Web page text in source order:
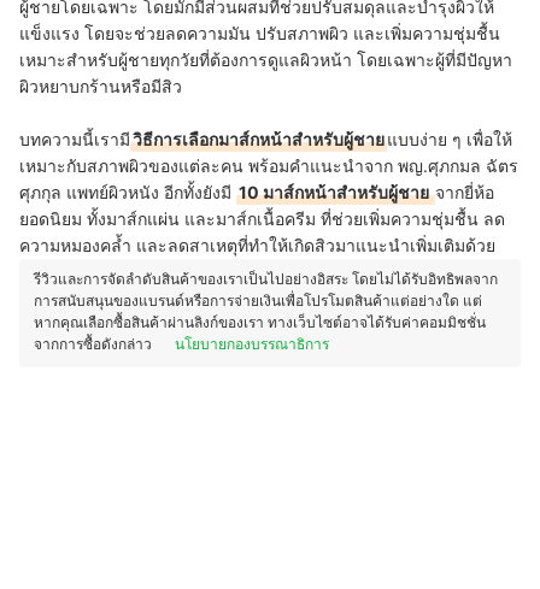
ผู้ชายโดยเฉพาะ โดยมักมีส่วนผสมที่ช่วยปรับสมดุลและบำรุงผิวให้
แข็งแรง โดยจะช่วยลดความมัน ปรับสภาพผิว และเพิ่มความชุ่มชื้น
เหมาะสำหรับผู้ชายทุกวัยที่ต้องการดูแลผิวหน้า โดยเฉพาะผู้ที่มีปัญหา
ผิวหยาบกร้านหรือมีสิว
บทความนี้เรามีวิธีการเลือกมาส์กหน้าสำหรับผู้ชายแบบง่าย ๆ เพื่อให้
เหมาะกับสภาพผิวของแต่ละคน พร้อมคำแนะนำจาก พญ.ศุภกมล ฉัตร
ศุภกุล แพทย์ผิวหนัง อีกทั้งยังมี 10 มาส์กหน้าสำหรับผู้ชายจากยี่ห้อ
ยอดนิยม ทั้งมาส์กแผ่น และมาส์กเนื้อครีม ที่ช่วยเพิ่มความชุ่มชื้น ลด
ความหมองคล้ำ และลดสาเหตุที่ทำให้เกิดสิวมาแนะนำเพิ่มเติมด้วย
รีวิวและการจัดลำดับสินค้าของเราเป็นไปอย่างอิสระ โดยไม่ได้รับอิทธิพลจาก
การสนับสนุนของแบรนด์หรือการจ่ายเงินเพื่อโปรโมตสินค้าแต่อย่างใด แต่
หากคุณเลือกซื้อสินค้าผ่านลิงก์ของเรา ทางเว็บไซต์อาจได้รับค่าคอมมิชชั่น
จากการซื้อดังกล่าว
นโยบายกองบรรณาธิการ